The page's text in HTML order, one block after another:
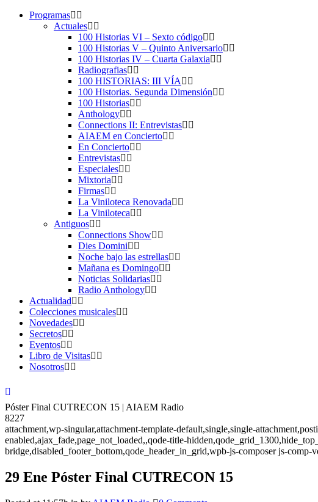
Programas
Actuales
100 Historias VI – Sexto código
100 Historias V – Quinto Aniversario
100 Historias IV – Cuarta Galaxia
Radiografias
100 HISTORIAS: III VÍA
100 Historias. Segunda Dimensión
100 Historias
Anthology
Connections II: Entrevistas
AIAEM en Concierto
En Concierto
Entrevistas
Especiales
Mixtoria
Firmas
La Viniloteca Renovada
La Viniloteca
Antiguos
Connections Show
Dies Domini
Noche bajo las estrellas
Mañana es Domingo
Noticias Solidarias
Radio Anthology
Actualidad
Colecciones musicales
Novedades
Secretos
Eventos
Libro de Visitas
Nosotros
Póster Final CUTRECON 15 | AIAEM Radio
8227
attachment,wp-singular,attachment-template-default,single,single-
enabled,ajax_fade,page_not_loaded,,qode-title-
bridge,disabled_footer_bottom,qode_header_in_grid,wpb-js-composer js-comp-
29 Ene Póster Final CUTRECON 15